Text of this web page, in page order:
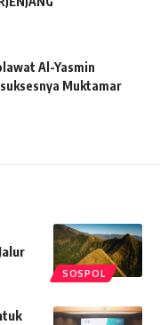
Al-Yasmin
Muktamar
SOSPOL